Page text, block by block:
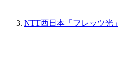
NTT西日本「フレッツ光」